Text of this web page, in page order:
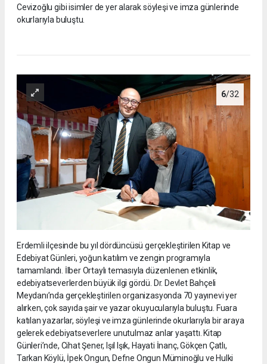
Cevizoğlu gibi isimler de yer alarak söyleşi ve imza günlerinde
okurlarıyla buluştu.
6/32
Erdemli ilçesinde bu yıl dördüncüsü gerçekleştirilen Kitap ve
Edebiyat Günleri, yoğun katılım ve zengin programıyla
tamamlandı. İlber Ortaylı temasıyla düzenlenen etkinlik,
edebiyatseverlerden büyük ilgi gördü. Dr. Devlet Bahçeli
Meydanı’nda gerçekleştirilen organizasyonda 70 yayınevi yer
alırken, çok sayıda şair ve yazar okuyucularıyla buluştu. Fuara
katılan yazarlar, söyleşi ve imza günlerinde okurlarıyla bir araya
gelerek edebiyatseverlere unutulmaz anlar yaşattı. Kitap
Günleri’nde, Cihat Şener, Işıl Işık, Hayati İnanç, Gökçen Çatlı,
Tarkan Köylü, İpek Ongun, Defne Ongun Müminoğlu ve Hulki